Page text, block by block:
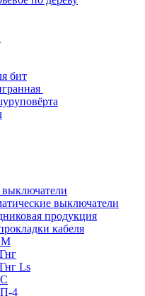
бит
выключатели
продукция
кабеля
Ls
4